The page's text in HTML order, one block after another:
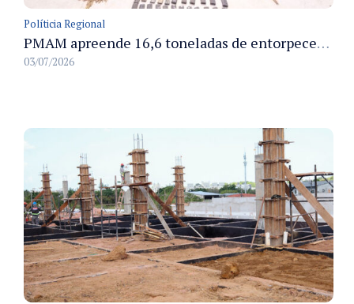
Políticia Regional
PMAM apreende 16,6 toneladas de entorpecentes e registra aumento nas prisões em flagrante e nas capturas de foragidos no primeiro semestre de 2026
03/07/2026